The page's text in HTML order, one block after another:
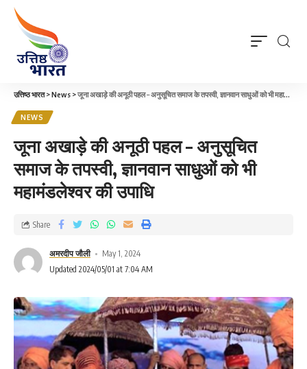
उत्तिष्ठ भारत>News >जूना अखाड़े की अनूठी पहल – अनुसूचित समाज के तपस्वी, ज्ञानवान साधुओं को भी महामंडलेश्वर की उपाधि
NEWS
जूना अखाड़े की अनूठी पहल – अनुसूचित
समाज के तपस्वी, ज्ञानवान साधुओं को भी
महामंडलेश्वर की उपाधि
अमरदीप जौली
May 1, 2024
Updated 2024/05/01 at 7:04 AM
Share